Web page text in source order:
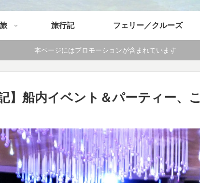
旅行記 フェリー／クルーズ
本ページにはプロモーションが含まれています
】船内イベント＆パーティー、こ